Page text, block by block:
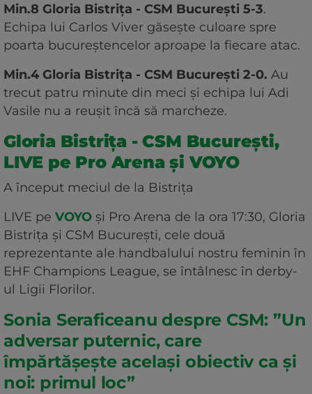
Min.8 Gloria Bistrița - CSM București 5-3.
Echipa lui Carlos Viver găsește culoare spre
poarta bucureștencelor aproape la fiecare atac.
Min.4 Gloria Bistrița - CSM București 2-0. Au
trecut patru minute din meci și echipa lui Adi
Vasile nu a reușit încă să marcheze.
Gloria Bistrița - CSM București,
LIVE pe Pro Arena și VOYO
A început meciul de la Bistrița
LIVE pe VOYO și Pro Arena de la ora 17:30, Gloria
Bistrița și CSM București, cele două
reprezentante ale handbalului nostru feminin în
EHF Champions League, se întâlnesc în derby-
ul Ligii Florilor.
Sonia Seraficeanu despre CSM: ”Un
adversar puternic, care
împărtășește același obiectiv ca și
noi: primul loc”